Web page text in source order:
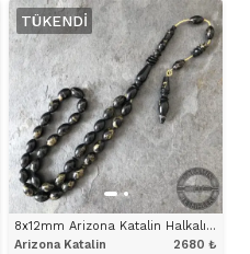
TÜKENDI
8x12mm Arizona Katalin Halkalı İmameli Yaldızlı Siyah Tesbih
Arizona Katalin
2680₺